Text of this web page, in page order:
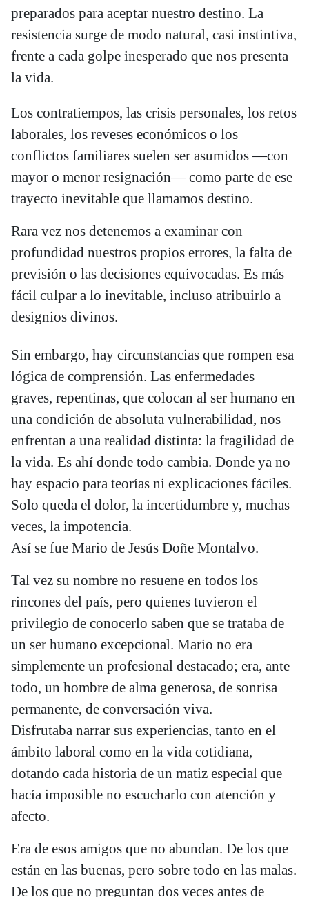
preparados para aceptar nuestro destino. La
resistencia surge de modo natural, casi instintiva,
frente a cada golpe inesperado que nos presenta
la vida.
Los contratiempos, las crisis personales, los retos
laborales, los reveses económicos o los
conflictos familiares suelen ser asumidos —con
mayor o menor resignación— como parte de ese
trayecto inevitable que llamamos destino.
Rara vez nos detenemos a examinar con
profundidad nuestros propios errores, la falta de
previsión o las decisiones equivocadas. Es más
fácil culpar a lo inevitable, incluso atribuirlo a
designios divinos.
Sin embargo, hay circunstancias que rompen esa
lógica de comprensión. Las enfermedades
graves, repentinas, que colocan al ser humano en
una condición de absoluta vulnerabilidad, nos
enfrentan a una realidad distinta: la fragilidad de
la vida. Es ahí donde todo cambia. Donde ya no
hay espacio para teorías ni explicaciones fáciles.
Solo queda el dolor, la incertidumbre y, muchas
veces, la impotencia.
Así se fue Mario de Jesús Doñe Montalvo.
Tal vez su nombre no resuene en todos los
rincones del país, pero quienes tuvieron el
privilegio de conocerlo saben que se trataba de
un ser humano excepcional. Mario no era
simplemente un profesional destacado; era, ante
todo, un hombre de alma generosa, de sonrisa
permanente, de conversación viva.
Disfrutaba narrar sus experiencias, tanto en el
ámbito laboral como en la vida cotidiana,
dotando cada historia de un matiz especial que
hacía imposible no escucharlo con atención y
afecto.
Era de esos amigos que no abundan. De los que
están en las buenas, pero sobre todo en las malas.
De los que no preguntan dos veces antes de